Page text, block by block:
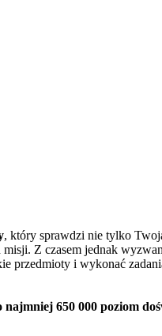
, który sprawdzi nie tylko
Z czasem jednak
przedmioty i wykonać
najmniej 650 000 poziom